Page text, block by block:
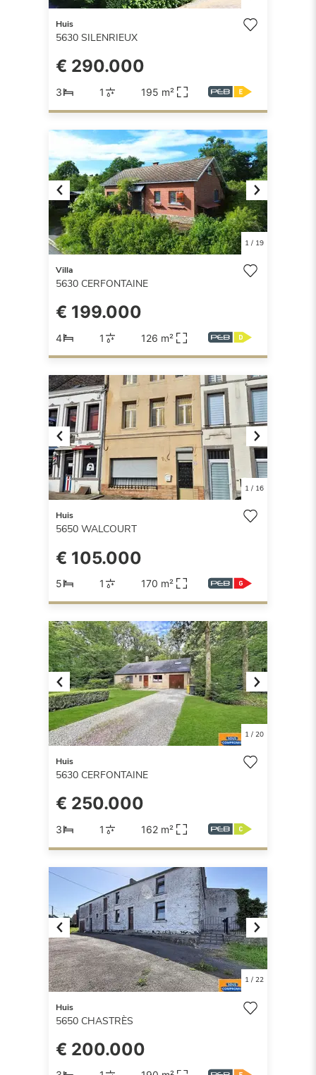
Huis
5630 SILENRIEUX
€ 290.000
3 1 195 m²
Previous Next
1/ 19
Villa
5630 CERFONTAINE
€ 199.000
4 1 126 m²
Previous Next
1/ 16
Huis
5650 WALCOURT
€ 105.000
5 1 170 m²
Previous Next
1/ 20
Huis
5630 CERFONTAINE
€ 250.000
3 1 162 m²
Previous Next
1/ 22
Huis
5650 CHASTRÈS
€ 200.000